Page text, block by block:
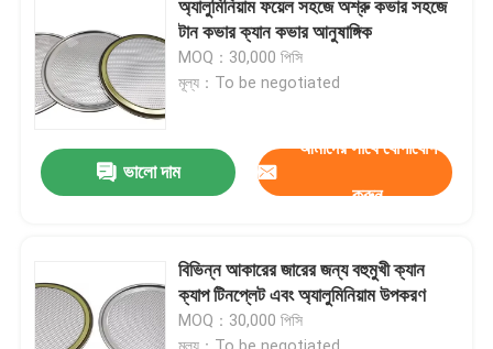
অ্যালুমিনিয়াম ফয়েল সহজে অশ্রু কভার সহজে
টান কভার ক্যান কভার আনুষাঙ্গিক
MOQ：30,000 পিসি
মূল্য：To be negotiated
ভালো দাম
আমাদের সাথে যোগাযোগ
করুন
বিভিন্ন আকারের জারের জন্য বহুমুখী ক্যান
ক্যাপ টিনপ্লেট এবং অ্যালুমিনিয়াম উপকরণ
MOQ：30,000 পিসি
মূল্য：To be negotiated